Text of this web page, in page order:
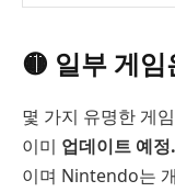
🟡 일부 게
몇 가지 유명한 게
이미 업데이트 예정.
이며 Nintendo는